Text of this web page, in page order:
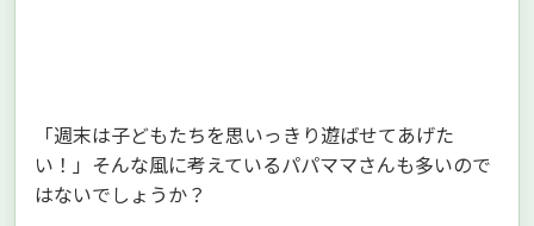
「週末は子どもたちを思いっきり遊ばせてあげた
い！」そんな風に考えているパパママさんも多いので
はないでしょうか？